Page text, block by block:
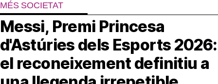
COMUNITATS
ElConstitucional TV
ElConstitucional +
MÉS SOCIETAT
Messi, Premi Princesa
d'Astúries dels Esports 2026:
el reconeixement definitiu a